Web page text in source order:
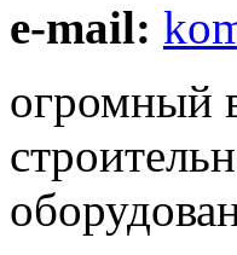
e-mail:
огромный